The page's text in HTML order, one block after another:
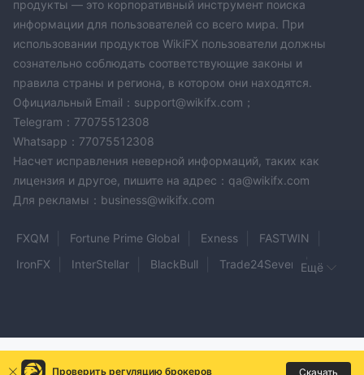
продукты — это корпоративный инструмент поиска
информации для пользователей со всего мира. При
использовании продуктов WikiFX пользователи должны
сознательно соблюдать соответствующие законы и
правила страны и региона, в котором они находятся.
Официальный Email：support@wikifx.com；
Telegram：77075512308
Whatsapp：77075512308
Насчет исправления неверной информаций, таких как
лицензия и другое, пишите на адрес：qa@wikifx.com
Для рекламы：business@wikifx.com
FXQM Fortune Prime Global Exness
FASTWIN
IronFX
InterStellar BlackBull
Trade24Seven
XR Trading
Moneytech
Xonic Capital
Paylynn Deutsch
FPG
Ещё
Проверить регуляцию брокеров Скачать